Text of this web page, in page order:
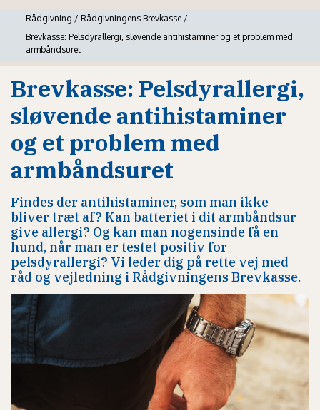
Rådgivning / Rådgivningens Brevkasse /
Brevkasse: Pelsdyrallergi, sløvende antihistaminer og et problem med
armbåndsuret
Brevkasse: Pelsdyrallergi,
sløvende antihistaminer
og et problem med
armbåndsuret
Findes der antihistaminer, som man ikke
bliver træt af? Kan batteriet i dit armbåndsur
give allergi? Og kan man nogensinde få en
hund, når man er testet positiv for
pelsdyrallergi? Vi leder dig på rette vej med
råd og vejledning i Rådgivningens Brevkasse.